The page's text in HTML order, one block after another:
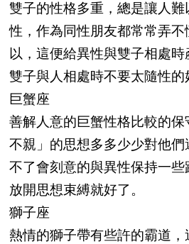
雙子的性格多重，總是讓人
性，作為同性朋友都常常弄
以，這便給異性與雙子相處時
雙子與人相處時不要太隨性的
巨蟹座
善解人意的巨蟹性格比較的
不親」的思想多多少少對他
不了會刻意的與異性保持一
放開思想束縛就好了。
獅子座
熱情的獅子帶有些許的霸道